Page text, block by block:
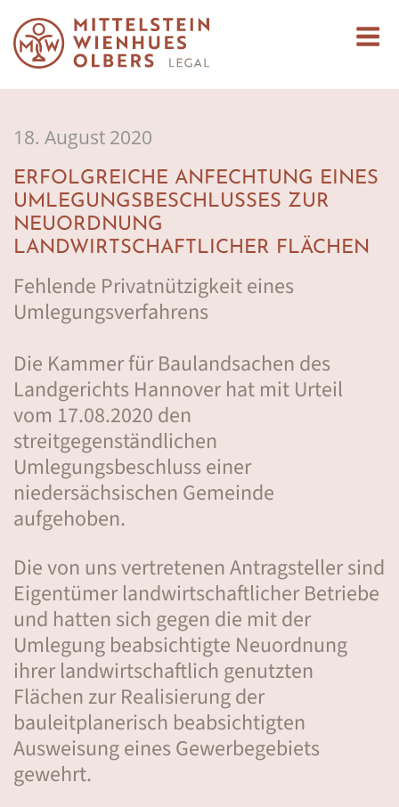
Skip
to
content
18. August 2020
ERFOLGREICHE ANFECHTUNG EINES
UMLEGUNGSBESCHLUSSES ZUR
NEUORDNUNG
LANDWIRTSCHAFTLICHER FLÄCHEN
Fehlende Privatnützigkeit eines
Umlegungsverfahrens
Die Kammer für Baulandsachen des
Landgerichts Hannover hat mit Urteil
vom 17.08.2020 den
streitgegenständlichen
Umlegungsbeschluss einer
niedersächsischen Gemeinde
aufgehoben.
Die von uns vertretenen Antragsteller sind
Eigentümer landwirtschaftlicher Betriebe
und hatten sich gegen die mit der
Umlegung beabsichtigte Neuordnung
ihrer landwirtschaftlich genutzten
Flächen zur Realisierung der
bauleitplanerisch beabsichtigten
Ausweisung eines Gewerbegebiets
gewehrt.